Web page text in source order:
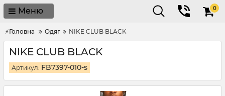
Меню 0
⚡Головна Одяг NIKE CLUB BLACK
NIKE CLUB BLACK
Артикул: FB7397-010-s